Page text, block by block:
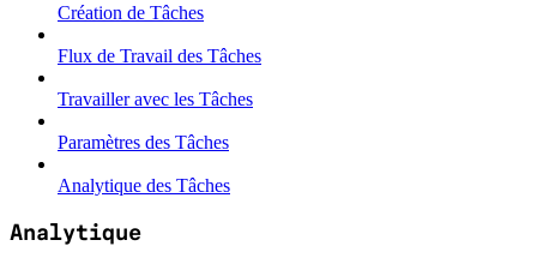
Création de Tâches
Flux de Travail des Tâches
Travailler avec les Tâches
Paramètres des Tâches
Analytique des Tâches
Analytique